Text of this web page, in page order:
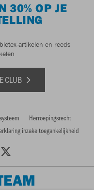
30% OP JE
artikelen en reeds
CLUB
Herroepingsrecht
inzake toegankelijkheid